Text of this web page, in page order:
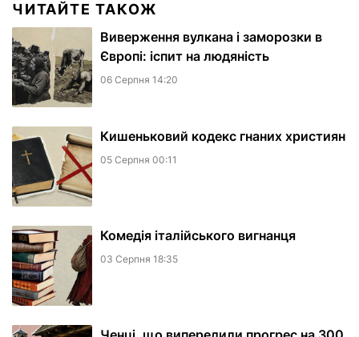
ЧИТАЙТЕ ТАКОЖ
Виверження вулкана і заморозки в
Європі: іспит на людяність
06 Серпня 14:20
Кишеньковий кодекс гнаних християн
05 Серпня 00:11
Комедія італійського вигнанця
03 Серпня 18:35